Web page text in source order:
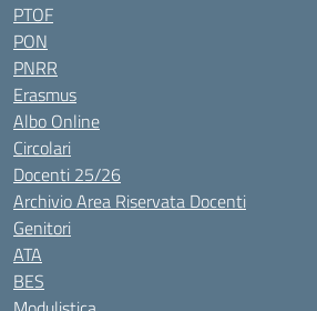
PTOF
PON
PNRR
Erasmus
Albo Online
Circolari
Docenti 25/26
Archivio Area Riservata Docenti
Genitori
ATA
BES